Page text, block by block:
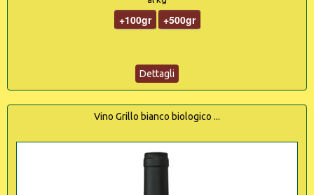
+100gr +500gr
Dettagli
Vino Grillo bianco biologico ...